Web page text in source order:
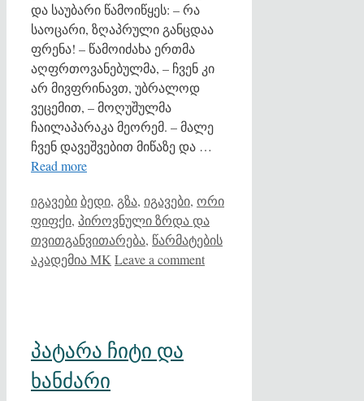
და საუბარი წამოიწყეს: – რა
საოცარი, ზღაპრული განცდაა
ფრენა! – წამოიძახა ერთმა
აღფრთოვანებულმა, – ჩვენ კი
არ მივფრინავთ, უბრალოდ
ვეცემით, – მოღუშულმა
ჩაილაპარაკა მეორემ. – მალე
ჩვენ დავეშვებით მიწაზე და …
Read more
Categories
იგავებიTags
ბედი, გზა, იგავები, ორი
ფიფქი, პიროვნული ზრდა და
თვითგანვითარება, წარმატების
აკადემია MKLeave a comment
პატარა ჩიტი და
ხანძარი